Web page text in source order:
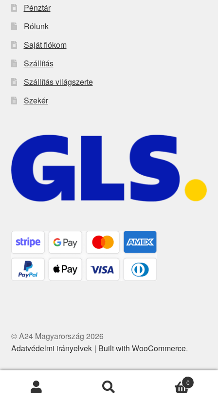
Pénztár
Rólunk
Saját fiókom
Szállítás
Szállítás világszerte
Szekér
© A24 Magyarország 2026
Adatvédelmi irányelvek
Built with WooCommerce.
Keresés
Keresés
0